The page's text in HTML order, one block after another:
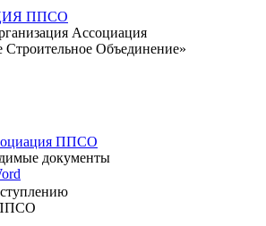
ППСО
Ассоциация
Объединение»
ППСО
документы